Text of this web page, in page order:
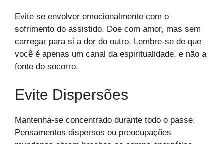
Evite se envolver emocionalmente com o
sofrimento do assistido. Doe com amor, mas sem
carregar para si a dor do outro. Lembre-se de que
você é apenas um canal da espiritualidade, e não a
fonte do socorro.
Evite Dispersões
Mantenha-se concentrado durante todo o passe.
Pensamentos dispersos ou preocupações